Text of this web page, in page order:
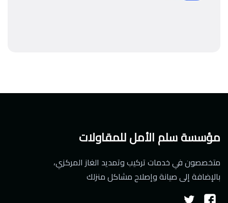
مؤسسة سلم الأمل للمقاولات
متخصصون في خدمات تركيب وتمديد الغاز المركزي،
بالإضافة إلى صيانة وإصلاح مشاكل منزلك
تابعنا